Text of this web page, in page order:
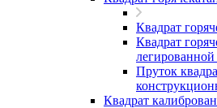
Квадрат
Квадрат
легированной
Пруток
Квадрат